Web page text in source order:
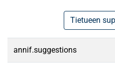
Tietueen
annif.suggestions